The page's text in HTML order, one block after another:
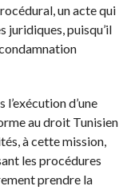
un acte qui
juridiques, puisqu’il
l’exécution d’une
au droit Tunisien
à cette mission,
les procédures
prendre la